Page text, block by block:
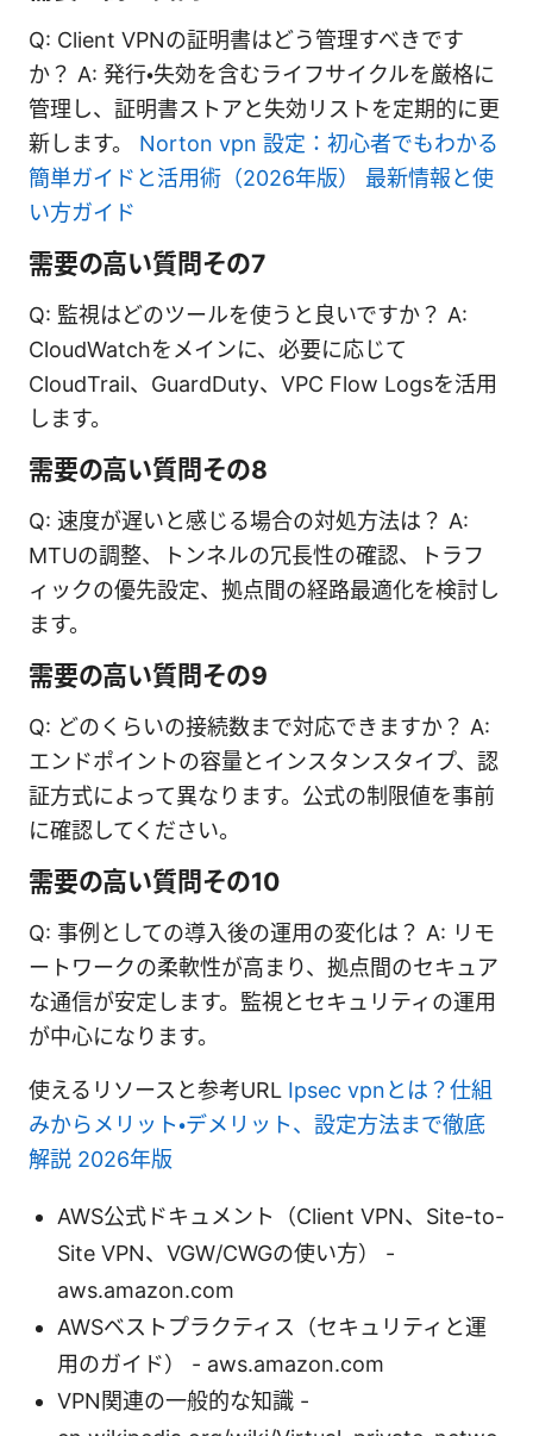
Q: Client VPNの証明書はどう管理すべきです
か？ A: 発行・失効を含むライフサイクルを厳格に
管理し、証明書ストアと失効リストを定期的に更
新します。 Norton vpn 設定：初心者でもわかる
簡単ガイドと活用術（2026年版） 最新情報と使
い方ガイド
需要の高い質問その7
Q: 監視はどのツールを使うと良いですか？ A:
CloudWatchをメインに、必要に応じて
CloudTrail、GuardDuty、VPC Flow Logsを活用
します。
需要の高い質問その8
Q: 速度が遅いと感じる場合の対処方法は？ A:
MTUの調整、トンネルの冗長性の確認、トラフ
ィックの優先設定、拠点間の経路最適化を検討し
ます。
需要の高い質問その9
Q: どのくらいの接続数まで対応できますか？ A:
エンドポイントの容量とインスタンスタイプ、認
証方式によって異なります。公式の制限値を事前
に確認してください。
需要の高い質問その10
Q: 事例としての導入後の運用の変化は？ A: リモ
ートワークの柔軟性が高まり、拠点間のセキュア
な通信が安定します。監視とセキュリティの運用
が中心になります。
使えるリソースと参考URL Ipsec vpnとは？仕組
みからメリット・デメリット、設定方法まで徹底
解説 2026年版
AWS公式ドキュメント（Client VPN、Site-to-
Site VPN、VGW/CWGの使い方） -
aws.amazon.com
AWSベストプラクティス（セキュリティと運
用のガイド） - aws.amazon.com
VPN関連の一般的な知識 -